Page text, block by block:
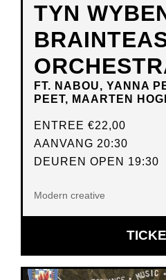
TYN
FT. NABOU, YANNA
PEET, MAARTEN
ENTREE €22,00
AANVANG 20:30
DEUREN OPEN 19:30
Modern creative